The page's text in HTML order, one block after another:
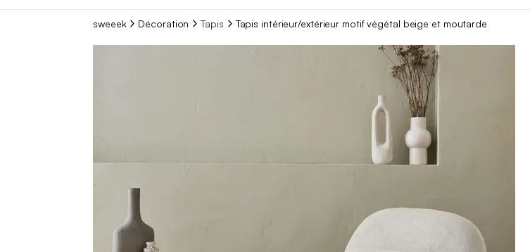
sweeek Décoration Tapis Tapis intérieur/extérieur motif végétal beige et moutarde